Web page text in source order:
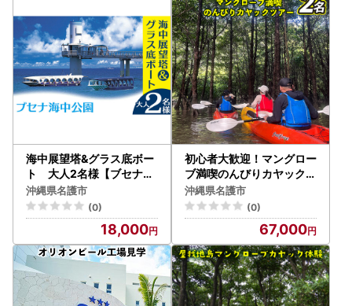
海中展望塔&グラス底ボー
ト 大人2名様【ブセナ海
中公園】
沖縄県名護市
(0)
18,000
初心者大歓迎！マングロー
ブ満喫のんびりカヤックツ
アー（ペアチケット）
沖縄県名護市
(0)
67,000